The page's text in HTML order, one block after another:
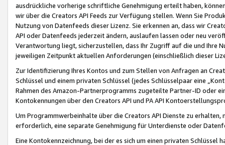
ausdrückliche vorherige schriftliche Genehmigung erteilt haben,
wir über die Creators API Feeds zur Verfügung stellen. Wenn Sie
Nutzung von Datenfeeds dieser Lizenz. Sie erkennen an, dass wir
API oder Datenfeeds jederzeit ändern, auslaufen lassen oder neu
Verantwortung liegt, sicherzustellen, dass Ihr Zugriff auf die und Ihre
jeweiligen Zeitpunkt aktuellen Anforderungen (einschließlich dieser
Zur Identifizierung Ihres Kontos und zum Stellen von Anfragen an
Schlüssel und einem privaten Schlüssel (jedes Schlüsselpaar eine
Rahmen des Amazon-Partnerprogramms zugeteilte Partner-ID oder
Kontokennungen über den Creators API und PA API
Um Programmwerbeinhalte über die Creators API Dienste zu
erforderlich, eine separate Genehmigung für Unterdienste oder
Eine Kontokennzeichnung, bei der es sich um einen privaten